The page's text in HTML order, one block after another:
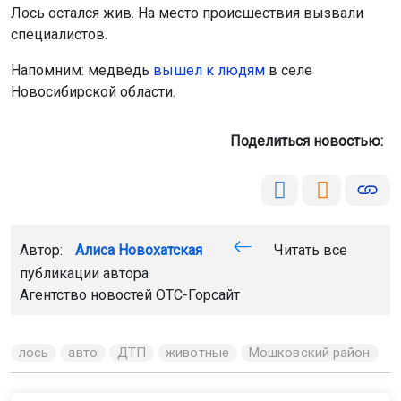
Лось остался жив. На место происшествия вызвали
специалистов.
Напомним: медведь вышел к людям в селе
Новосибирской области.
Поделиться новостью:
Автор: Алиса Новохатская
Читать все
публикации автора
Агентство новостей ОТС-Горсайт
лось авто ДТП животные Мошковский район